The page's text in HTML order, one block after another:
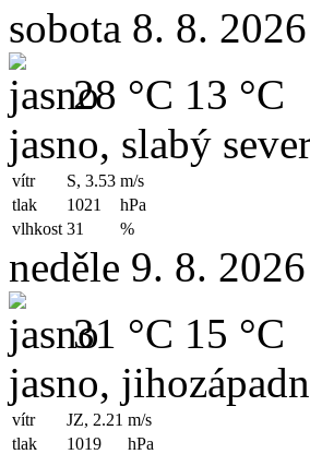
sobota 8. 8. 2026
28 °C 13 °C
jasno, slabý
vítr S, 3.53 m/s
tlak
1021
hPa
vlhkost 31 %
neděle 9. 8. 2026
31 °C 15 °C
jasno,
vítr JZ, 2.21 m/s
tlak
1019
hPa